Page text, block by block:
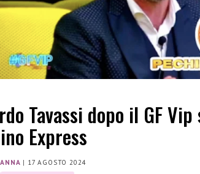
Tavassi dopo il GF
Express
| 17 AGOSTO 2024